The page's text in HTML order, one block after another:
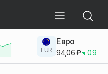
EUR
Евро
94,06₽ 0.93